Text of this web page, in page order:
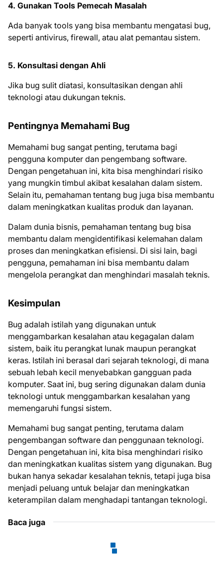
4. Gunakan Tools Pemecah Masalah
Ada banyak tools yang bisa membantu mengatasi bug,
seperti antivirus, firewall, atau alat pemantau sistem.
5. Konsultasi dengan Ahli
Jika bug sulit diatasi, konsultasikan dengan ahli
teknologi atau dukungan teknis.
Pentingnya Memahami Bug
Memahami bug sangat penting, terutama bagi
pengguna komputer dan pengembang software.
Dengan pengetahuan ini, kita bisa menghindari risiko
yang mungkin timbul akibat kesalahan dalam sistem.
Selain itu, pemahaman tentang bug juga bisa membantu
dalam meningkatkan kualitas produk dan layanan.
Dalam dunia bisnis, pemahaman tentang bug bisa
membantu dalam mengidentifikasi kelemahan dalam
proses dan meningkatkan efisiensi. Di sisi lain, bagi
pengguna, pemahaman ini bisa membantu dalam
mengelola perangkat dan menghindari masalah teknis.
Kesimpulan
Bug adalah istilah yang digunakan untuk
menggambarkan kesalahan atau kegagalan dalam
sistem, baik itu perangkat lunak maupun perangkat
keras. Istilah ini berasal dari sejarah teknologi, di mana
sebuah lebah kecil menyebabkan gangguan pada
komputer. Saat ini, bug sering digunakan dalam dunia
teknologi untuk menggambarkan kesalahan yang
memengaruhi fungsi sistem.
Memahami bug sangat penting, terutama dalam
pengembangan software dan penggunaan teknologi.
Dengan pengetahuan ini, kita bisa menghindari risiko
dan meningkatkan kualitas sistem yang digunakan. Bug
bukan hanya sekadar kesalahan teknis, tetapi juga bisa
menjadi peluang untuk belajar dan meningkatkan
keterampilan dalam menghadapi tantangan teknologi.
Baca juga